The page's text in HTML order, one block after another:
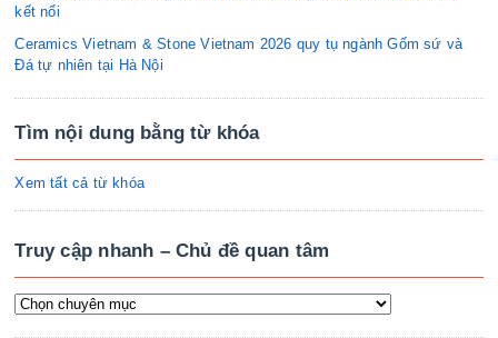
kết nối
Ceramics Vietnam & Stone Vietnam 2026 quy tụ ngành Gốm sứ và
Đá tự nhiên tại Hà Nội
Tìm nội dung bằng từ khóa
Xem tất cả từ khóa
Truy cập nhanh – Chủ đề quan tâm